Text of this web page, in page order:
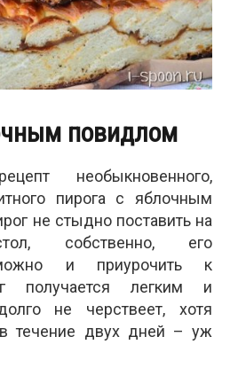
повидлом
необыкновенного,
пирога с яблочным
не стыдно поставить на
собственно, его
можно и приурочить к
получается легким и
не черствеет, хотя
течение двух дней – уж